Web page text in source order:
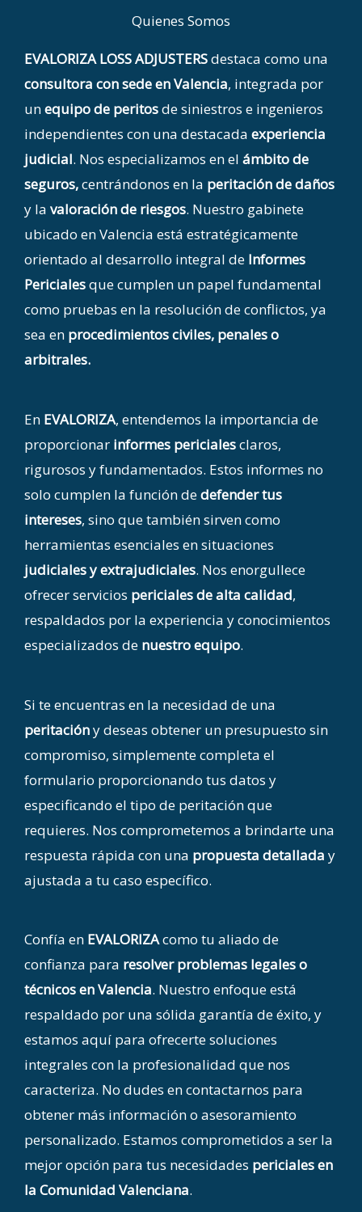
Quienes Somos
EVALORIZA LOSS ADJUSTERSdestaca como una
consultora con sede en Valencia, integrada por
unequipo de peritosde siniestros e ingenieros
independientes con una destacada experiencia
judicial. Nos especializamos en el ámbito de
seguros,centrándonos en la peritación de daños
y la valoración de riesgos. Nuestro gabinete
ubicado en Valencia está estratégicamente
orientado al desarrollo integral de Informes
Pericialesque cumplen un papel fundamental
como pruebas en la resolución de conflictos, ya
sea en procedimientos civiles, penales o
arbitrales.
En EVALORIZA, entendemos la importancia de
proporcionar informes pericialesclaros,
rigurosos y fundamentados. Estos informes no
solo cumplen la función dedefender tus
intereses, sino que también sirven como
herramientas esenciales en situaciones
judiciales y extrajudiciales. Nos enorgullece
ofrecer servicios periciales de alta calidad,
respaldados por la experiencia y conocimientos
especializados de nuestro equipo.
Si te encuentras en la necesidad de una
peritacióny deseas obtener un presupuesto sin
compromiso, simplemente completa el
formulario proporcionando tus datos y
especificando el tipo de peritación que
requieres. Nos comprometemos a brindarte una
respuesta rápida con una propuesta detallada y
ajustada a tu caso específico.
Confía en EVALORIZAcomo tu aliado de
confianza para resolver problemas legales o
técnicos en Valencia. Nuestro enfoque está
respaldado por una sólida garantía de éxito, y
estamos aquí para ofrecerte soluciones
integrales con la profesionalidad que nos
caracteriza. No dudes en contactarnos para
obtener más información o asesoramiento
personalizado. Estamos comprometidos a ser la
mejor opción para tus necesidades periciales en
la Comunidad Valenciana.